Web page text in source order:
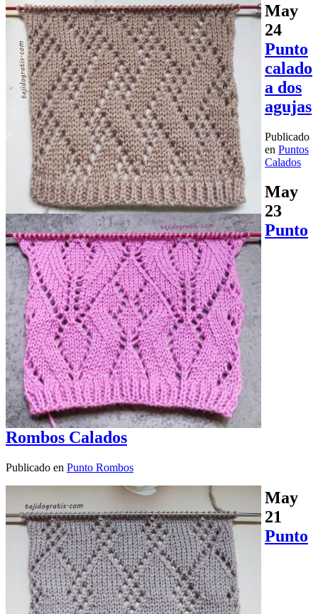
May
24
Punto
calado
a dos
agujas
Publicado
en Puntos
Calados
May
23
Punto
Rombos Calados
Publicado en Punto Rombos
May
21
Punto